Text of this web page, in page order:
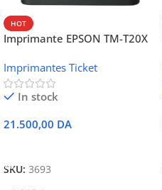
HOT
Imprimante EPSON TM-T20X
Ethernet
Imprimantes Ticket
In stock
21.500,00 DA
SKU: 3693